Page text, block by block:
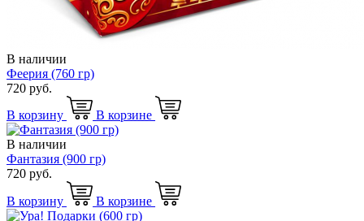
В наличии
Феерия (760 гр)
720 руб.
В корзину
В корзине
В наличии
Фантазия (900 гр)
720 руб.
В корзину
В корзине